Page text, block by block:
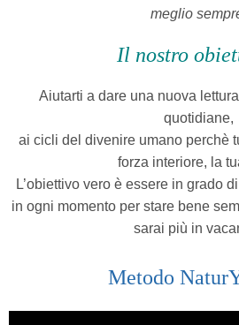
meglio
Il nostro
Aiutarti a dare una nuova
quotidiane,
ai cicli del divenire umano perchè
forza interiore, la
L’obiettivo vero è essere in grado
in ogni momento per stare bene
sarai più in
Metodo